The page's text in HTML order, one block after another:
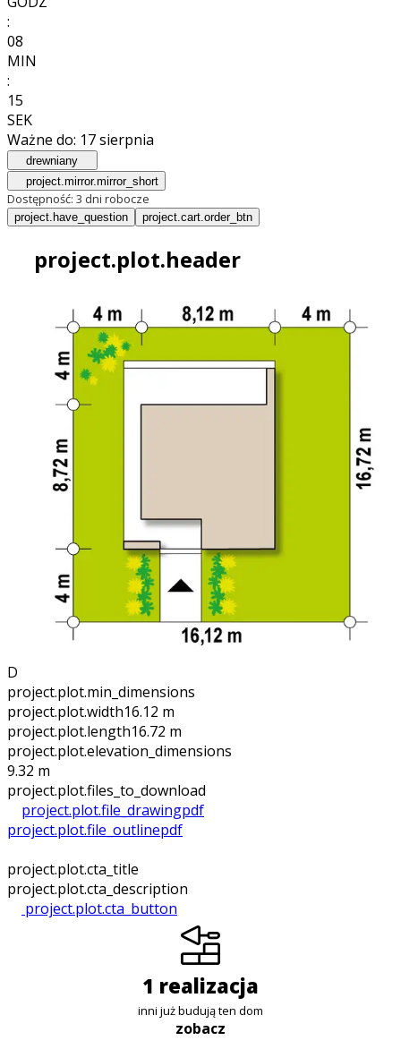
:
08
MIN
:
13
SEK
Ważne do: 17 sierpnia
drewniany
project.mirror.mirror_short
Dostępność: 3 dni robocze
project.have_question project.cart.order_btn
project.plot.header
D
project.plot.min_dimensions
project.plot.width16.12 m
project.plot.length16.72 m
project.plot.elevation_dimensions
9.32 m
project.plot.files_to_download
project.plot.file_drawingpdf
project.plot.file_outlinepdf
project.plot.cta_title
project.plot.cta_description
project.plot.cta_button
1 realizacja
inni już budują ten dom
zobacz